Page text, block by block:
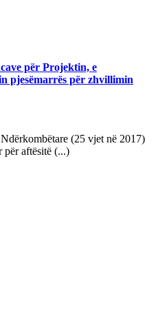
për Projektin, e
pjesëmarrës për zhvillimin
(25 vjet në 2017)
për aftësitë (...)